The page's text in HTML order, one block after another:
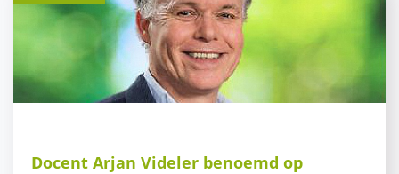
Docent Arjan Videler benoemd op